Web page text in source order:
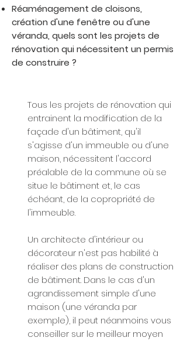
Réaménagement de cloisons,
création d'une fenêtre ou d'une
véranda, quels sont les projets de
rénovation qui nécessitent un permis
de construire ?
Tous les projets de rénovation qui
entrainent la modification de la
façade d'un bâtiment, qu'il
s'agisse d'un immeuble ou d'une
maison, nécessitent l'accord
préalable de la commune où se
situe le bâtiment et, le cas
échéant, de la copropriété de
l'immeuble.
Un architecte d'intérieur ou
décorateur n'est pas habilité à
réaliser des plans de construction
de bâtiment. Dans le cas d'un
agrandissement simple d'une
maison (une véranda par
exemple), il peut néanmoins vous
conseiller sur le meilleur moyen